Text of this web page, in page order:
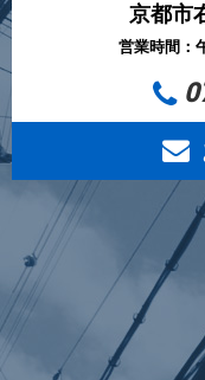
京都市
営業時間：